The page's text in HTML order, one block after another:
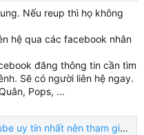
Nếu reup thì họ không
hệ qua các facebook nhân
đăng thông tin cần tìm
Sẽ có người liên hệ ngay.
Pops, ...
tín nhất nên tham gia 2024